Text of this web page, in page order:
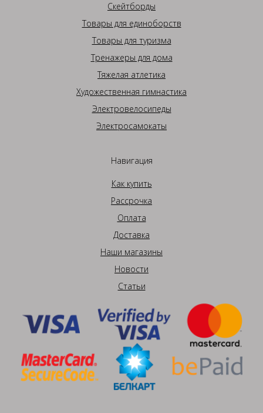
Скейтборды
Товары для единоборств
Товары для туризма
Тренажеры для дома
Тяжелая атлетика
Художественная гимнастика
Электровелосипеды
Электросамокаты
Навигация
Как купить
Рассрочка
Оплата
Доставка
Наши магазины
Новости
Статьи